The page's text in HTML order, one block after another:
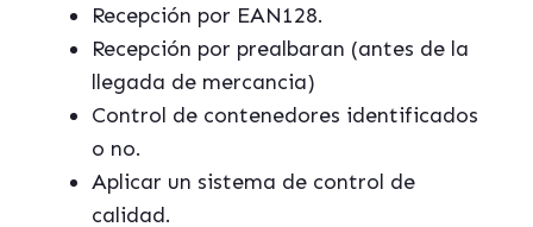
Recepción por EAN128.
Recepción por prealbaran (antes de la
llegada de mercancia)
Control de contenedores identificados
o no.
Aplicar un sistema de control de
calidad.